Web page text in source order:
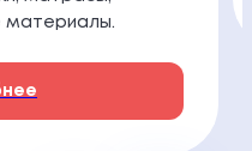
материалы.